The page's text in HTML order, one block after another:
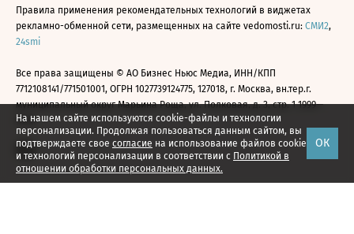
На нашем сайте используются cookie-файлы и технологии
персонализации. Продолжая пользоваться данным сайтом, вы
подтверждаете свое согласие на использование файлов cookie
и технологий персонализации в соответствии с Политикой в
отношении обработки персональных данных.
ОК
Правила применения рекомендательных технологий в виджетах
рекламно-обменной сети, размещенных на сайте vedomosti.ru: СМИ2,
24smi
Все права защищены © АО Бизнес Ньюс Медиа, ИНН/КПП
7712108141/771501001, ОГРН 1027739124775, 127018, г. Москва, вн.тер.г.
муниципальный округ Марьина Роща, ул. Полковая, д. 3, стр. 1 1999—
2026